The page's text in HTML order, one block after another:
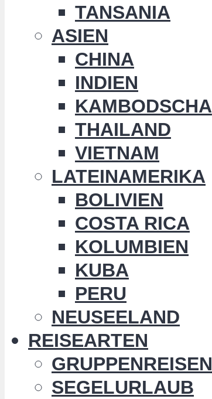
TANSANIA
ASIEN
CHINA
INDIEN
KAMBODSCHA
THAILAND
VIETNAM
LATEINAMERIKA
BOLIVIEN
COSTA RICA
KOLUMBIEN
KUBA
PERU
NEUSEELAND
REISEARTEN
GRUPPENREISEN
SEGELURLAUB